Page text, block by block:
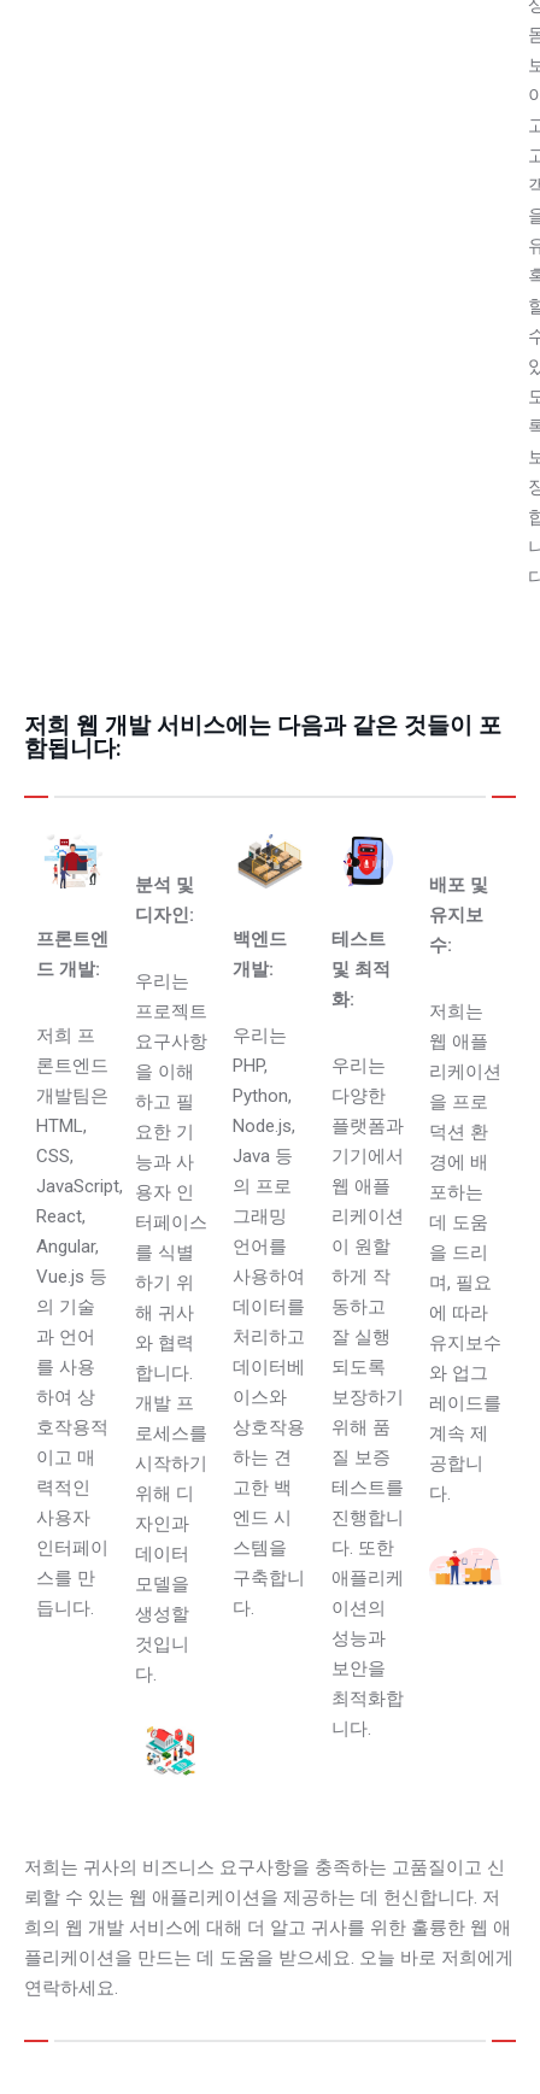
저희 웹 개발 서비스에는 다음과 같은 것들이 포
함됩니다:​
프론트엔
드 개발:
저희 프
론트엔드
개발팀은
HTML,
CSS,
JavaScript,
React,
Angular,
Vue.js 등
의 기술
과 언어
를 사용
하여 상
호작용적
이고 매
력적인
사용자
인터페이
스를 만
듭니다.
분석 및
디자인:
우리는
프로젝트
요구사항
을 이해
하고 필
요한 기
능과 사
용자 인
터페이스
를 식별
하기 위
해 귀사
와 협력
합니다.
개발 프
로세스를
시작하기
위해 디
자인과
데이터
모델을
생성할
것입니
다.
백엔드
개발:
우리는
PHP,
Python,
Node.js,
Java 등
의 프로
그래밍
언어를
사용하여
데이터를
처리하고
데이터베
이스와
상호작용
하는 견
고한 백
엔드 시
스템을
구축합니
다.
테스트
및 최적
화:
우리는
다양한
플랫폼과
기기에서
웹 애플
리케이션
이 원할
하게 작
동하고
잘 실행
되도록
보장하기
위해 품
질 보증
테스트를
진행합니
다. 또한
애플리케
이션의
성능과
보안을
최적화합
니다.
배포 및
유지보
수:
저희는
웹 애플
리케이션
을 프로
덕션 환
경에 배
포하는
데 도움
을 드리
며, 필요
에 따라
유지보수
와 업그
레이드를
계속 제
공합니
다.
저희는 귀사의 비즈니스 요구사항을 충족하는 고품질이고 신
뢰할 수 있는 웹 애플리케이션을 제공하는 데 헌신합니다. 저
희의 웹 개발 서비스에 대해 더 알고 귀사를 위한 훌륭한 웹 애
플리케이션을 만드는 데 도움을 받으세요. 오늘 바로 저희에게
연락하세요.